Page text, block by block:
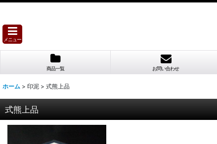
メニュー
商品一覧 お問い合わせ
ホーム > 印泥 > 式熊上品
式熊上品